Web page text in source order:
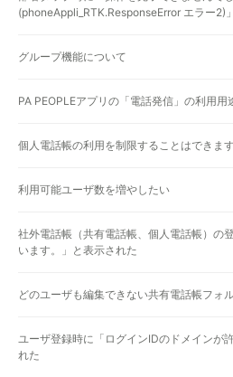
(phoneAppli_RTK.ResponseError エラー2)
グループ機能について
PA PEOPLEアプリの「電話発信」の利用用
個人電話帳の利用を制限することはできま
利用可能ユーザ数を増やしたい
社外電話帳（共有電話帳、個人電話帳）の
います。」と表示された
どのユーザも編集できない共有電話帳フォ
ユーザ登録時に「ログインIDのドメインが
れた